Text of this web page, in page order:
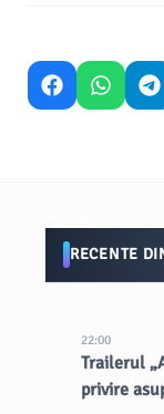
RECENTE
22:00
Trailerul
privire